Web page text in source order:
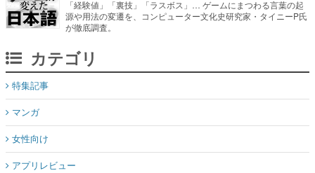
「経験値」「裏技」「ラスボス」… ゲームにまつわる言葉の起
源や用法の変遷を、コンピューター文化史研究家・タイニーP氏
が徹底調査。
カテゴリ
特集記事
マンガ
女性向け
アプリレビュー